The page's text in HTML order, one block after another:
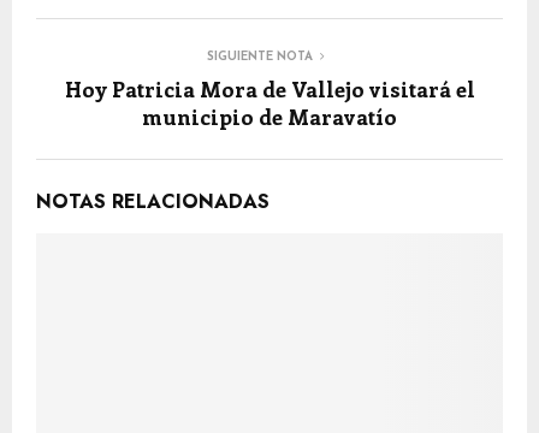
SIGUIENTE NOTA
Hoy Patricia Mora de Vallejo visitará el
municipio de Maravatío
NOTAS RELACIONADAS